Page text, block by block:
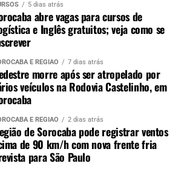
5 dias atrás
abre vagas para cursos de
e Inglês gratuitos; veja como se
E REGIÃO 7 dias atrás
morre após ser atropelado por
veículos na Rodovia Castelinho, em
E REGIÃO 2 dias atrás
de Sorocaba pode registrar ventos
de 90 km/h com nova frente fria
para São Paulo